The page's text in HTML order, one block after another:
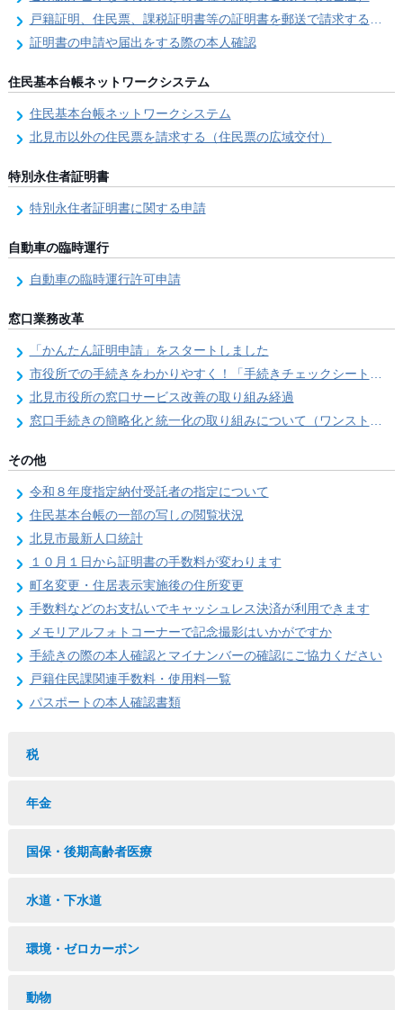
戸籍証明、住民票、課税証明書等の証明書を郵送で請求する際の本人確認
証明書の申請や届出をする際の本人確認
住民基本台帳ネットワークシステム
住民基本台帳ネットワークシステム
北見市以外の住民票を請求する（住民票の広域交付）
特別永住者証明書
特別永住者証明書に関する申請
自動車の臨時運行
自動車の臨時運行許可申請
窓口業務改革
「かんたん証明申請」をスタートしました
市役所での手続きをわかりやすく！「手続きチェックシート」を導入しました
北見市役所の窓口サービス改善の取り組み経過
窓口手続きの簡略化と統一化の取り組みについて（ワンストップサービス推進事業）
その他
令和８年度指定納付受託者の指定について
住民基本台帳の一部の写しの閲覧状況
北見市最新人口統計
１０月１日から証明書の手数料が変わります
町名変更・住居表示実施後の住所変更
手数料などのお支払いでキャッシュレス決済が利用できます
メモリアルフォトコーナーで記念撮影はいかがですか
手続きの際の本人確認とマイナンバーの確認にご協力ください
戸籍住民課関連手数料・使用料一覧
パスポートの本人確認書類
税
年金
国保・後期高齢者医療
水道・下水道
環境・ゼロカーボン
動物